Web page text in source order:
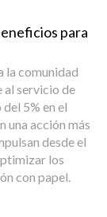
para
la comunidad
al servicio de
5% en el
una acción más
desde el
los
con papel.